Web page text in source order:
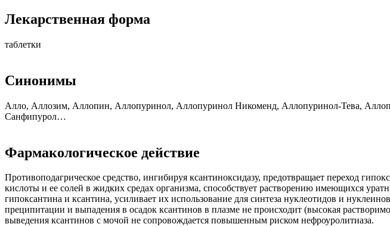
Лекарственная форма
таблетки
Синонимы
Алло, Аллозим, Аллопин, Аллопуринол, Аллопуринол Никоменд, Аллопуринол-Тева,
Санфипурол…
Фармакологическое действие
Противоподагрическое средство, ингибируя ксантиноксидазу, предотвращает переход
кислоты и ее солей в жидких средах организма, способствует растворению имеющихся
гипоксантина и ксантина, усиливает их использование для синтеза нуклеотидов и
преципитации и выпадения в осадок ксантинов в плазме не происходит (высокая
выведения ксантинов с мочой не сопровождается повышенным риском нефроуролитиаза.